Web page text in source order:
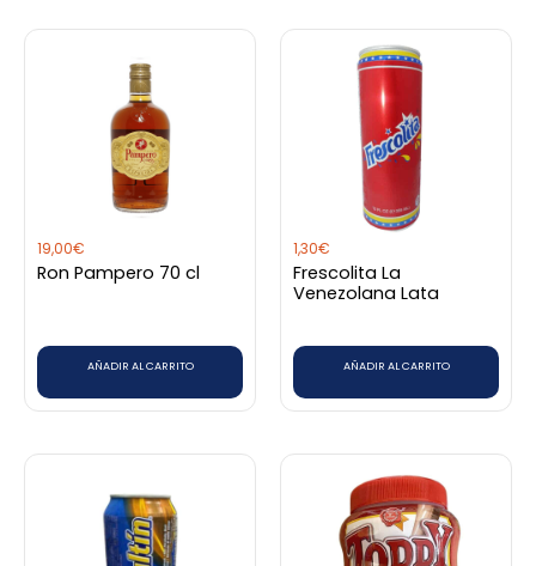
producto
19,00€
Ron Pampero 70 cl
AÑADIR AL CARRITO
1,30€
Frescolita La
Venezolana Lata
AÑADIR AL CARRITO